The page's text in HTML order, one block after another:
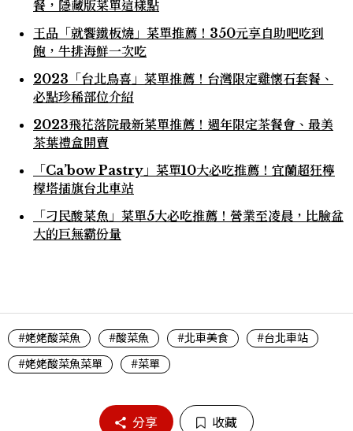
餐，隱藏版菜單這樣點
王品「就饗鐵板燒」菜單推薦！350元享自助吧吃到
飽，牛排海鮮一次吃
2023「台北鳥喜」菜單推薦！台灣限定雞懷石套餐、
必點珍稀部位介紹
2023飛花落院最新菜單推薦！週年限定茶餐會、最美
茶葉禮盒開賣
「Ca’bow Pastry」菜單10大必吃推薦！宜蘭超狂檸
檬塔插旗台北車站
「刁民酸菜魚」菜單5大必吃推薦！營業至凌晨，比臉盆
大的巨無霸份量
#姥姥酸菜魚 #酸菜魚 #北車美食
#台北車站
#姥姥酸菜魚菜單
#菜單
分享 收藏